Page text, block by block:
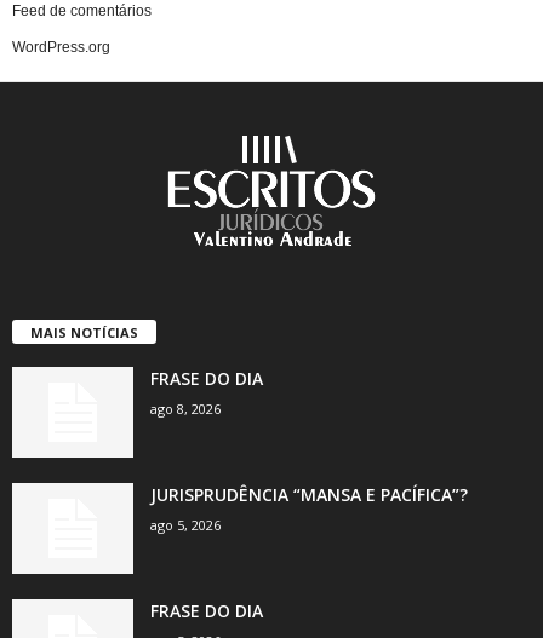
Feed de comentários
WordPress.org
MAIS NOTÍCIAS
FRASE DO DIA
ago 8, 2026
JURISPRUDÊNCIA “MANSA E PACÍFICA”?
ago 5, 2026
FRASE DO DIA